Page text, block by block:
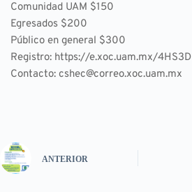
Comunidad UAM $150
Egresados $200
Público en general $300
Registro: https://e.xoc.uam.mx/4HS3D
Contacto: cshec@correo.xoc.uam.mx
ANTERIOR